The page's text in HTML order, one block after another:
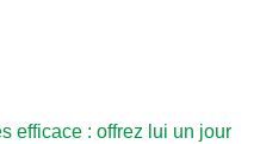
efficace : offrez lui un jour